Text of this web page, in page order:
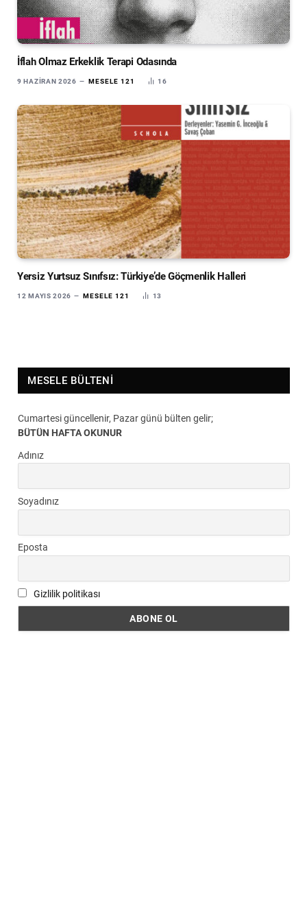
İflah Olmaz Erkeklik Terapi Odasında
9 HAZIRAN 2026 MESELE 121 16
Yersiz Yurtsuz Sınıfsız: Türkiye’de Göçmenlik Halleri
12 MAYIS 2026 MESELE 121 13
MESELE BÜLTENI
Cumartesi güncellenir, Pazar günü bülten gelir;
BÜTÜN HAFTA OKUNUR
Adınız
Soyadınız
Eposta
Gizlilik politikası